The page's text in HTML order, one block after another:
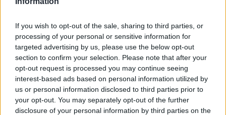
If you wish to opt-out of the sale, sharing to third parties, or
processing of your personal or sensitive information for
targeted advertising by us, please use the below opt-out
section to confirm your selection. Please note that after your
opt-out request is processed you may continue seeing
interest-based ads based on personal information utilized by
us or personal information disclosed to third parties prior to
your opt-out. You may separately opt-out of the further
disclosure of your personal information by third parties on the
Paroles + Traduction Téléchargement
Vidéos
Commentaires
Pour prolonger le plaisir musical :